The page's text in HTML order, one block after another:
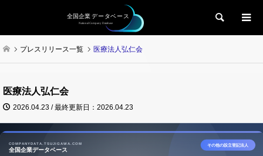
検索
プレスリリース一覧 医療法人弘仁会
医療法人弘仁会
2026.04.23 / 最終更新日：2026.04.23